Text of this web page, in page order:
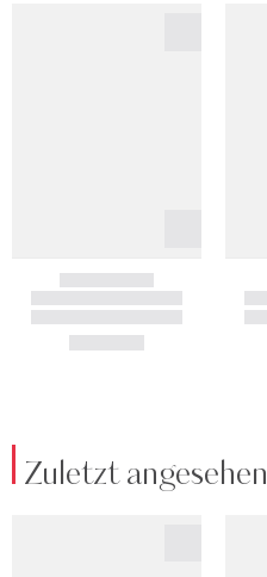
Zuletzt angesehen